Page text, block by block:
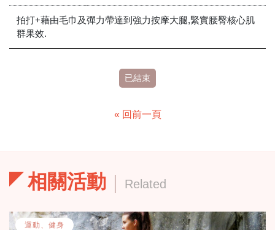
拍打+藉由毛巾及彈力帶達到強力按摩大腿,緊實腰臀核心肌
群果效.
已結束
« 回前一頁
相關活動 Related
運動、健身